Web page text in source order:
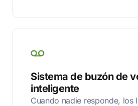
Sistema de buzón de
inteligente
Cuando nadie responde, los